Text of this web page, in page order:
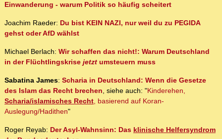
Einwanderung - warum Politik so häufig scheitert
Joachim Raeder: Du bist KEIN NAZI, nur weil du zu PEGIDA
gehst oder AfD wählst
Michael Berlach: Wir schaffen das nicht!: Warum Deutschland
in der Flüchtlingskrise jetzt umsteuern muss
Sabatina James: Scharia in Deutschland: Wenn die Gesetze
des Islam das Recht brechen, siehe auch: "Kinderehen,
Scharia/islamisches Recht, basierend auf Koran-
Auslegung/Hadithen"
Roger Reyab: Der Asyl-Wahnsinn: Das klinische Helfersyndrom